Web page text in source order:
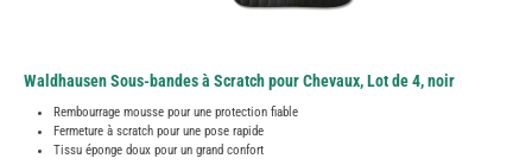
Waldhausen Sous-bandes à Scratch pour Chevaux, Lot de 4, noir
Rembourrage mousse pour une protection fiable
Fermeture à scratch pour une pose rapide
Tissu éponge doux pour un grand confort